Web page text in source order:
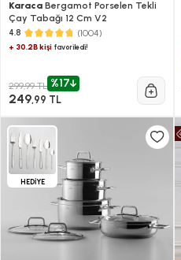
Karaca Bergamot Porselen Tekli
Çay Tabağı 12 Cm V2
4.8 (1004)
+ 30.2B kişi favoriledi!
299,99 TL %17
249,99 TL
HEDİYE